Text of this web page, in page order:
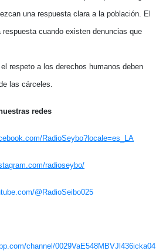
una respuesta clara a la población. El
cuando existen denuncias que
respeto a los derechos humanos deben
las cárceles.
redes
RadioSeybo?locale=es_LA
radioseybo/
@RadioSeibo025
channel/0029VaE548MBVJl436icka04